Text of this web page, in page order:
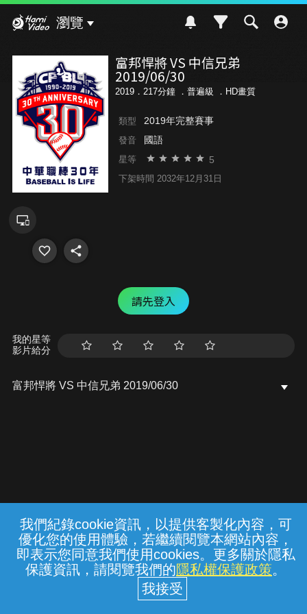
我們紀錄cookie資訊，以提供客製化內容，可
優化您的使用體驗，若繼續閱覽本網站內容，
即表示您同意我們使用cookies。更多關於隱私
保護資訊，請閱覽我們的隱私權保護政策。
瀏覽
富邦悍將 VS 中信兄弟
2019/06/30
2019．217分鐘 ． 普遍級 ．HD畫質
類型 2019年完整賽事
發音 國語
星等 5
下架時間 2032年12月31日
請先登入
我的星等
影片給分
富邦悍將 VS 中信兄弟 2019/06/30
常見問題 線上客服 服務條款 隱私權保護
中華電信股份有限公司個人家庭分公司
(統一編號：96979949) © 2026
{{notifyMsg}}